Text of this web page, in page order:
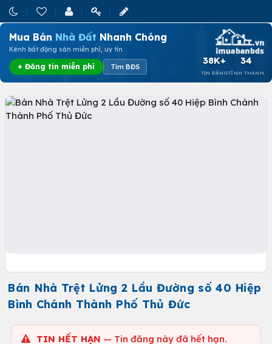
Mua Bán Nhà Đất Nhanh Chóng
Kênh bất động sản miễn phí, uy tín
+ Đăng tin miễn phí Tìm BĐS
38K+
TIN ĐĂNG
34
TỈNH THÀNH
Bán Nhà Trệt Lửng 2 Lầu Đường số 40 Hiệp
Bình Chánh Thành Phố Thủ Đức
TIN HẾT HẠN — Tin đăng này đã hết hạn.